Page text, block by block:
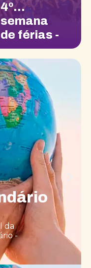
4º
semana
de férias -
(Extensão
- Julho)
da
-